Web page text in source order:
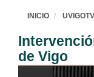
INICIO UVIGOTV
de Vigo